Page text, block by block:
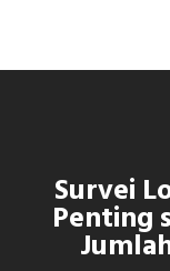
Survei
Penting